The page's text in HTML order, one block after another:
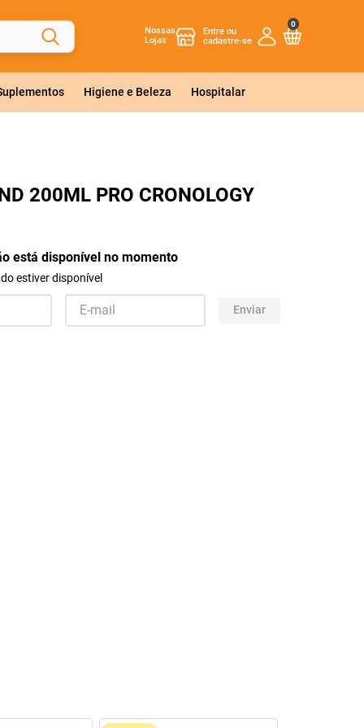
Nossas
Lojas
0
Higiene e Beleza Hospitalar
200ML PRO CRONOLOGY
está disponível no momento
estiver disponível
Enviar